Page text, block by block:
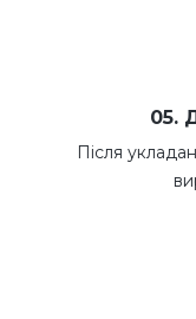
05.
Після